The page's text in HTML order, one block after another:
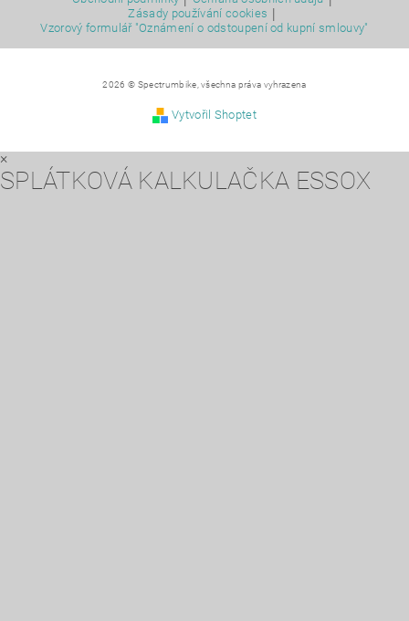
Zásady používání cookies |
Vzorový formulář "Oznámení o odstoupení od kupní smlouvy"
2026 © Spectrumbike, všechna práva vyhrazena
Vytvořil Shoptet
×
SPLÁTKOVÁ KALKULAČKA ESSOX